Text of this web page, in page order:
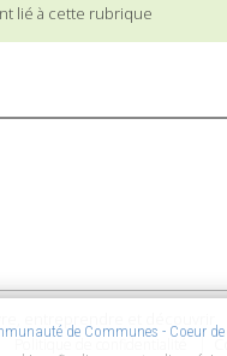
lié à cette rubrique
de Communes - Coeur